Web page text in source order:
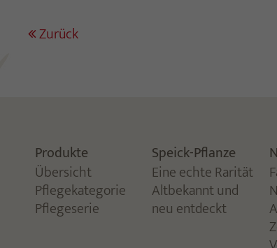
Zurück
Produkte
Übersicht
Pflegekategorie
Pflegeserie
Speick-Pflanze
Eine echte Rarität
Altbekannt und
neu entdeckt